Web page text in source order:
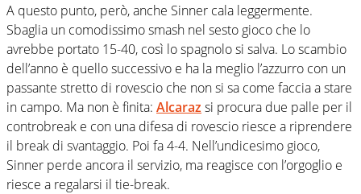
A questo punto, però, anche Sinner cala leggermente.
Sbaglia un comodissimo smash nel sesto gioco che lo
avrebbe portato 15-40, così lo spagnolo si salva. Lo scambio
dell’anno è quello successivo e ha la meglio l’azzurro con un
passante stretto di rovescio che non si sa come faccia a stare
in campo. Ma non è finita: Alcaraz si procura due palle per il
controbreak e con una difesa di rovescio riesce a riprendere
il break di svantaggio. Poi fa 4-4. Nell’undicesimo gioco,
Sinner perde ancora il servizio, ma reagisce con l’orgoglio e
riesce a regalarsi il tie-break.